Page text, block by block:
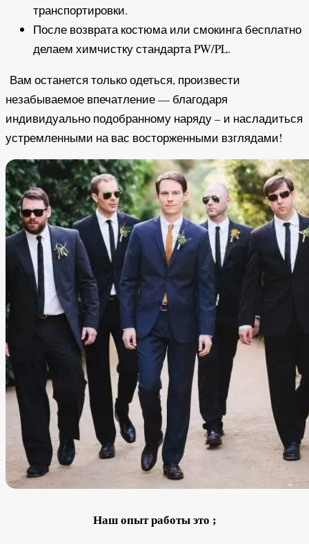
транспортировки.
После возврата костюма или смокинга бесплатно
делаем химчистку стандарта PW/PL.
Вам останется только одеться, произвести
незабываемое впечатление — благодаря
индивидуально подобранному наряду – и насладиться
устремленными на вас восторженными взглядами!
Наш опыт работы это ;